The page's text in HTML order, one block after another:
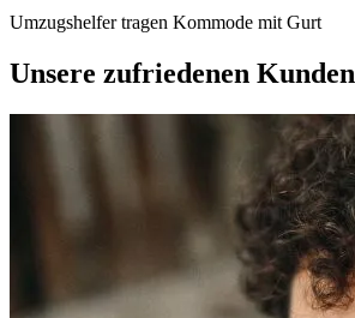
Umzugshelfer tragen Kommode mit Gurt
Unsere zufriedenen Kunden